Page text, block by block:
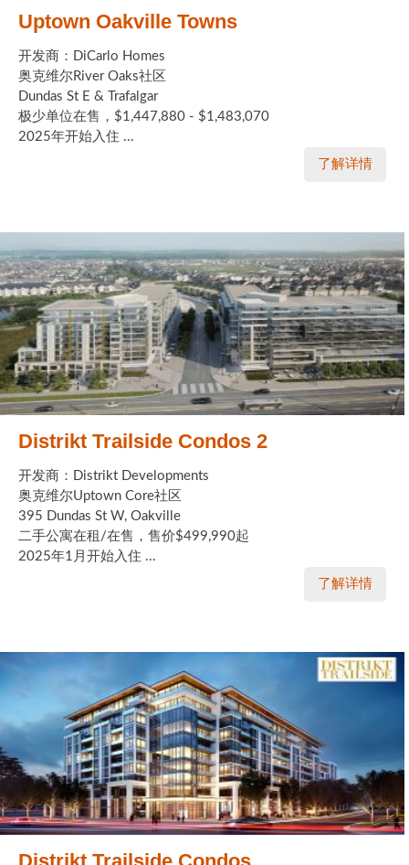
Uptown Oakville Towns
开发商：DiCarlo Homes
奥克维尔River Oaks社区
Dundas St E & Trafalgar
极少单位在售，$1,447,880 - $1,483,070
2025年开始入住 ...
了解详情
Distrikt Trailside Condos 2
开发商：Distrikt Developments
奥克维尔Uptown Core社区
395 Dundas St W, Oakville
二手公寓在租/在售，售价$499,990起
2025年1月开始入住 ...
了解详情